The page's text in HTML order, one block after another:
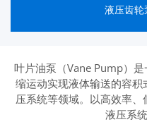
液压齿轮
叶片油泵（Vane Pump）
缩运动实现液体输送的容
压系统等领域。以高效率
液压系